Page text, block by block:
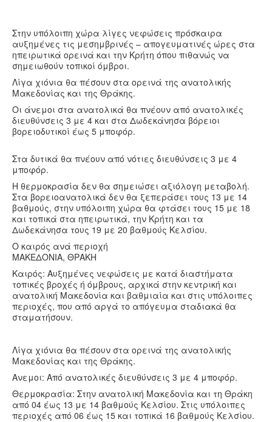
Στην υπόλοιπη χώρα λίγες νεφώσεις πρόσκαιρα
αυξημένες τις μεσημβρινές – απογευματινές ώρες στα
ηπειρωτικά ορεινά και την Κρήτη όπου πιθανώς να
σημειωθούν τοπικοί όμβροι.
Λίγα χιόνια θα πέσουν στα ορεινά της ανατολικής
Μακεδονίας και της Θράκης.
Οι άνεμοι στα ανατολικά θα πνέουν από ανατολικές
διευθύνσεις 3 με 4 και στα Δωδεκάνησα βόρειοι
βορειοδυτικοί έως 5 μποφόρ.
Στα δυτικά θα πνέουν από νότιες διευθύνσεις 3 με 4
μποφόρ.
Η θερμοκρασία δεν θα σημειώσει αξιόλογη μεταβολή.
Στα βορειοανατολικά δεν θα ξεπεράσει τους 13 με 14
βαθμούς, στην υπόλοιπη χώρα θα φτάσει τους 15 με 18
και τοπικά στα ηπειρωτικά, την Κρήτη και τα
Δωδεκάνησα τους 19 με 20 βαθμούς Κελσίου.
Ο καιρός ανά περιοχή
ΜΑΚΕΔΟΝΙΑ, ΘΡΑΚΗ
Καιρός: Αυξημένες νεφώσεις με κατά διαστήματα
τοπικές βροχές ή όμβρους, αρχικά στην κεντρική και
ανατολική Μακεδονία και βαθμιαία και στις υπόλοιπες
περιοχές, που από αργά το απόγευμα σταδιακά θα
σταματήσουν.
Λίγα χιόνια θα πέσουν στα ορεινά της ανατολικής
Μακεδονίας και της Θράκης.
Ανεμοι: Από ανατολικές διευθύνσεις 3 με 4 μποφόρ.
Θερμοκρασία: Στην ανατολική Μακεδονία και τη Θράκη
από 04 έως 13 με 14 βαθμούς Κελσίου. Στις υπόλοιπες
περιοχές από 06 έως 15 και τοπικά 16 βαθμούς Κελσίου.